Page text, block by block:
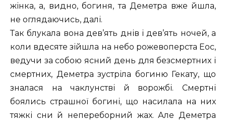
жінка, а, видно, богиня, та Деметра вже йшла,
не оглядаючись, далі.
Так блукала вона дев’ять днів і дев’ять ночей, а
коли вдесяте зійшла на небо рожевоперста Еос,
ведучи за собою ясний день для безсмертних і
смертних, Деметра зустріла богиню Гекату, що
зналася на чаклунстві й ворожбі. Смертні
боялись страшної богині, що насилала на них
тяжкі сни й непереборний жах. Але Деметра